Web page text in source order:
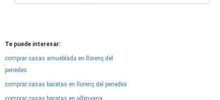
Te puede interesar:
comprar casas amueblada en llorenç del
penedes
comprar casas baratas en llorenç del penedes
comprar casas baratas en albinyana